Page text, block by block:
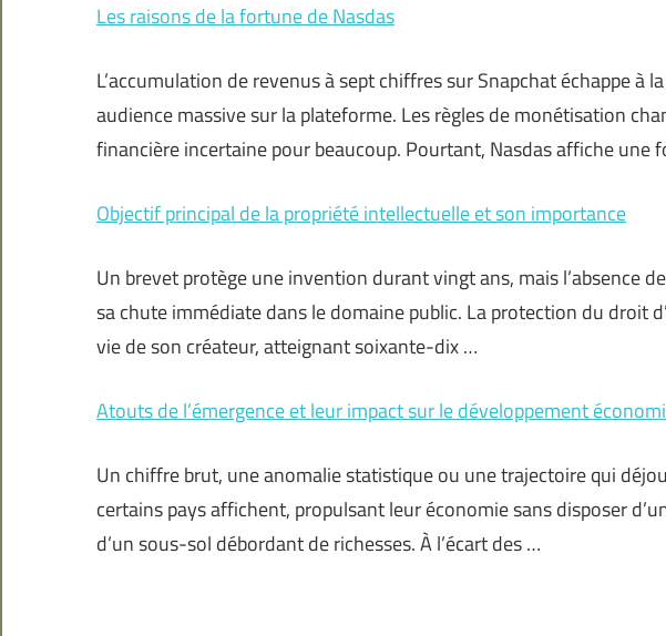
Les raisons de la fortune de Nasdas
L’accumulation de revenus à sept chiffres sur Snapchat échappe à
audience massive sur la plateforme. Les règles de monétisation
financière incertaine pour beaucoup. Pourtant, Nasdas affiche une
Objectif principal de la propriété intellectuelle et son importance
Un brevet protège une invention durant vingt ans, mais l’absence
sa chute immédiate dans le domaine public. La protection du droit
vie de son créateur, atteignant soixante-dix …
Atouts de l’émergence et leur impact sur le développement
Un chiffre brut, une anomalie statistique ou une trajectoire qui
certains pays affichent, propulsant leur économie sans disposer
d’un sous-sol débordant de richesses. À l’écart des …